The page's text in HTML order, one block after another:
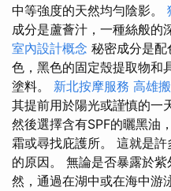
中等強度的天然均勻陰影。
成分是蘆薈汁，一種絲般的
室內設計概念 秘密成分是
色，黑色的固定殼提取物和
塗料。 新北按摩服務 高雄
其提前用於陽光或謹慎的一
然後選擇含有SPF的曬黑油
霜或尋找庇護所。 這就是
的原因。 無論是否暴露於
然，通過在湖中或在海中游